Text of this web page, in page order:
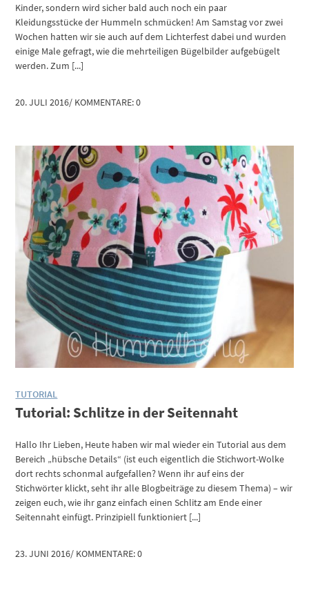
Kinder, sondern wird sicher bald auch noch ein paar
Kleidungsstücke der Hummeln schmücken! Am Samstag vor zwei
Wochen hatten wir sie auch auf dem Lichterfest dabei und wurden
einige Male gefragt, wie die mehrteiligen Bügelbilder aufgebügelt
werden. Zum [...]
20. JULI 2016/ KOMMENTARE: 0
TUTORIAL
Tutorial: Schlitze in der Seitennaht
Hallo Ihr Lieben, Heute haben wir mal wieder ein Tutorial aus dem
Bereich „hübsche Details“ (ist euch eigentlich die Stichwort-Wolke
dort rechts schonmal aufgefallen? Wenn ihr auf eins der
Stichwörter klickt, seht ihr alle Blogbeiträge zu diesem Thema) – wir
zeigen euch, wie ihr ganz einfach einen Schlitz am Ende einer
Seitennaht einfügt. Prinzipiell funktioniert [...]
23. JUNI 2016/ KOMMENTARE: 0